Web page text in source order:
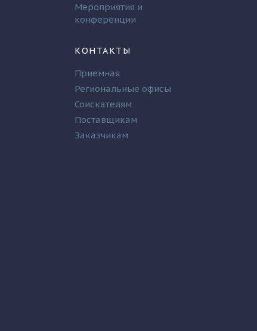
Мероприятия и
конференции
КОНТАКТЫ
Приемная
Региональные офисы
Соискателям
Поставщикам
Заказчикам